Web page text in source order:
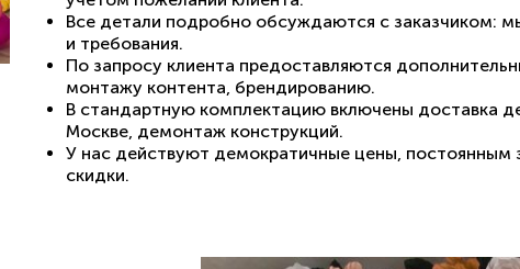
Все детали подробно обсуждаются с заказчиком:
и требования.
По запросу клиента предоставляются
монтажу контента, брендированию.
В стандартную комплектацию включены доставка
Москве, демонтаж конструкций.
У нас действуют демократичные цены, постоянным
скидки.